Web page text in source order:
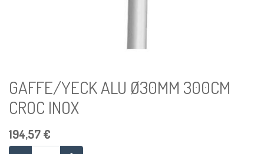
GAFFE/YECK ALU Ø30MM 300CM
CROC INOX
194,57€